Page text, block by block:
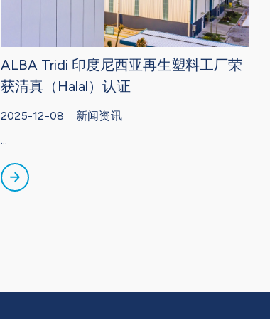
ALBA Tridi 印度尼西亚再生塑料工厂荣
获清真（Halal）认证
2025-12-08 新闻资讯
...